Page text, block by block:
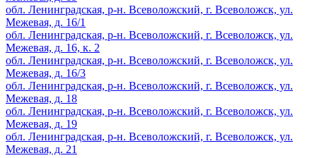
обл. Ленинградская, р-н. Всеволожский, г. Всеволожск, ул.
Межевая, д. 16/1
обл. Ленинградская, р-н. Всеволожский, г. Всеволожск, ул.
Межевая, д. 16, к. 2
обл. Ленинградская, р-н. Всеволожский, г. Всеволожск, ул.
Межевая, д. 16/3
обл. Ленинградская, р-н. Всеволожский, г. Всеволожск, ул.
Межевая, д. 18
обл. Ленинградская, р-н. Всеволожский, г. Всеволожск, ул.
Межевая, д. 19
обл. Ленинградская, р-н. Всеволожский, г. Всеволожск, ул.
Межевая, д. 21